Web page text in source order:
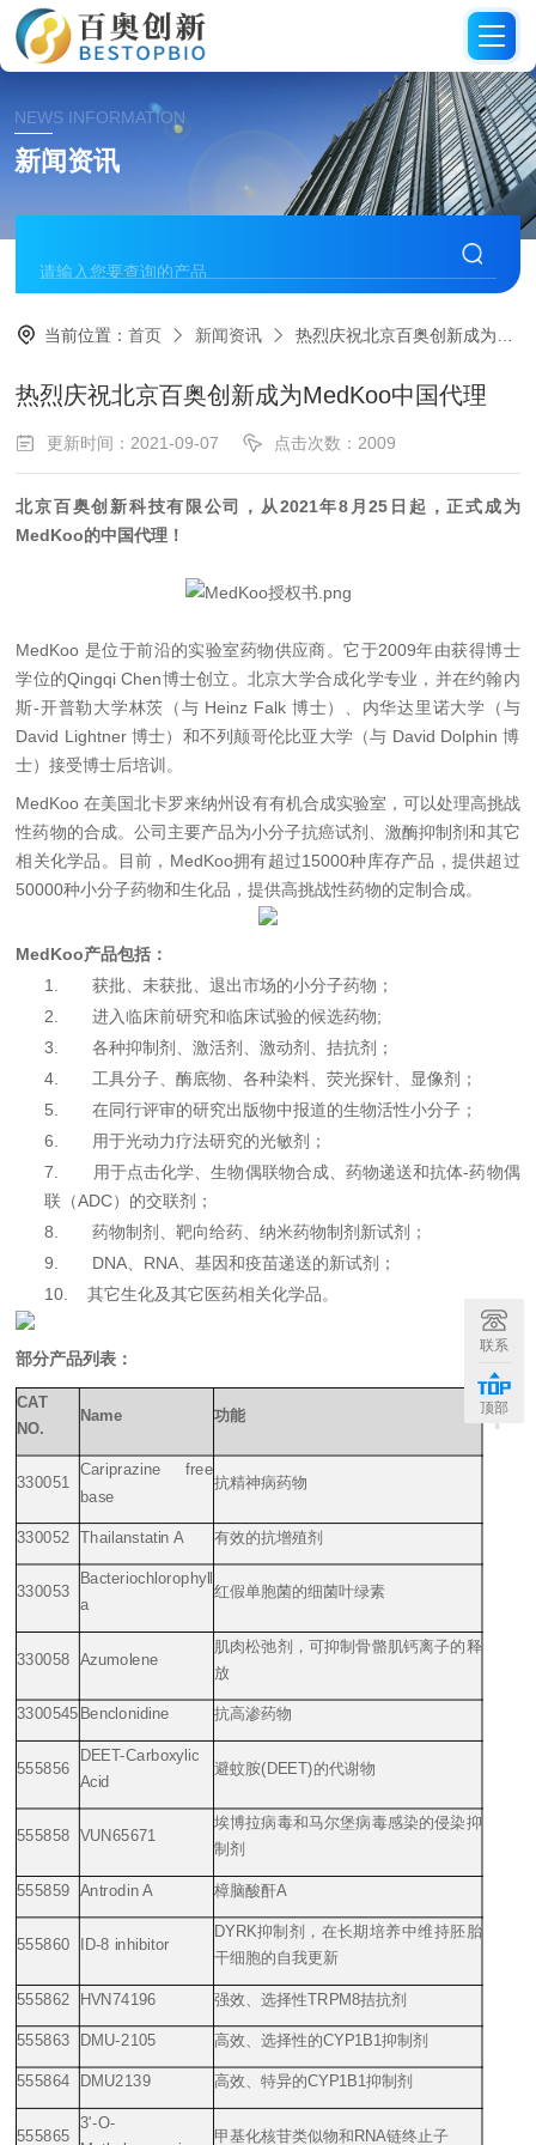
NEWS INFORMATION
新闻资讯
当前位置：首页 新闻资讯 热烈庆祝北京百奥创新成为MedKoo中国代理
热烈庆祝北京百奥创新成为MedKoo中国代理
更新时间：2021-09-07 点击次数：2009
北京百奥创新科技有限公司，从2021年8月25日起，正式成为
MedKoo的中国代理！
MedKoo 是位于前沿的实验室药物供应商。它于2009年由获得博士
学位的Qingqi Chen博士创立。北京大学合成化学专业，并在约翰内
斯-开普勒大学林茨（与 Heinz Falk 博士）、内华达里诺大学（与
David Lightner 博士）和不列颠哥伦比亚大学（与 David Dolphin博
士）接受博士后培训。
MedKoo在美国北卡罗来纳州设有有机合成实验室，可以处理高挑战
性药物的合成。公司主要产品为小分子抗癌试剂、激酶抑制剂和其它
相关化学品。目前， MedKoo拥有超过15000种库存产品，提供超过
50000种小分子药物和生化品，提供高挑战性药物的定制合成。
MedKoo产品包括：
1.
获批、未获批、退出市场的小分子药物；
2.
进入临床前研究和临床试验的候选药物;
3.
各种抑制剂、激活剂、激动剂、拮抗剂；
4.
工具分子、酶底物、各种染料、荧光探针、显像剂；
5.
在同行评审的研究出版物中报道的生物活性小分子；
6.
用于光动力疗法研究的光敏剂；
7.
用于点击化学、生物偶联物合成、药物递送和抗体-药物偶
联（ADC）的交联剂；
8.
药物制剂、靶向给药、纳米药物制剂新试剂；
9.
DNA RNA 、基因和疫苗递送的新试剂；
10.
其它生化及其它医药相关化学品。
部分产品列表：
+
CAT
NO.
Name 功能
330051
Cariprazine free
base
抗精神病药物
330052 Thailanstatin A 有效的抗增殖剂
330053
Bacteriochlorophyll
a
红假单胞菌的细菌叶绿素
330058 Azumolene
肌肉松弛剂，可抑制骨骼肌钙离子的释
放
3300545 Benclonidine 抗高渗药物
555856
DEET-Carboxylic
Acid
避蚊胺(DEET)的代谢物
555858 VUN65671
埃博拉病毒和马尔堡病毒感染的侵染抑
制剂
555859 Antrodin A 樟脑酸酐A
555860 ID-8 inhibitor
DYRK抑制剂，在长期培养中维持胚胎
干细胞的自我更新
555862 HVN74196 强效、选择性TRPM8拮抗剂
555863 DMU-2105 高效、选择性的CYP1B1抑制剂
555864 DMU2139 高效、特异的CYP1B1抑制剂
555865
3'-O-
甲基化核苷类似物和RNA链终止子
联系
顶部